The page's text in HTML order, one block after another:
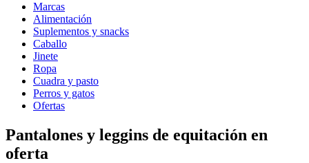
Marcas
Alimentación
Suplementos y snacks
Caballo
Jinete
Ropa
Cuadra y pasto
Perros y gatos
Ofertas
Pantalones y leggins de equitación en
oferta